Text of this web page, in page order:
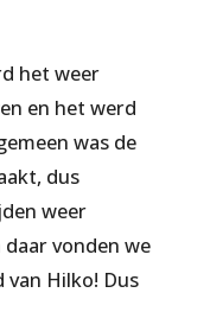
het weer
en het werd
was de
dus
weer
vonden we
van Hilko! Dus